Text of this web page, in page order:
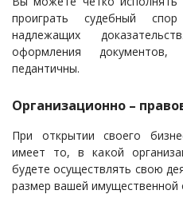
проиграть судебный
надлежащих
оформления
педантичны.
Организационно –
При открытии своего
имеет то, в какой
будете осуществлять свою
размер вашей имущественной